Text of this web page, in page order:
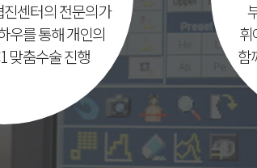
센터의 전문의가
우를 통해 개인의
맞춤수술 진행
휘
함